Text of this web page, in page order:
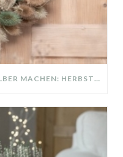
KRANZ AUS WILDEN KARDE SELBER MACHEN: HERBSTDEKO GANZ EINFACH